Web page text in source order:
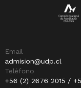
Email
admision@udp.cl
Teléfono
+56 (2) 2676 2015 /